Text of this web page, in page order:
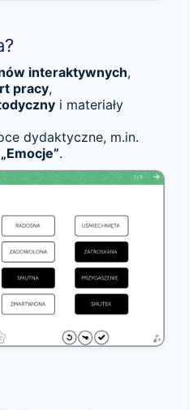
interaktywnych,
pracy,
i materiały
dydaktyczne, m.in.
.